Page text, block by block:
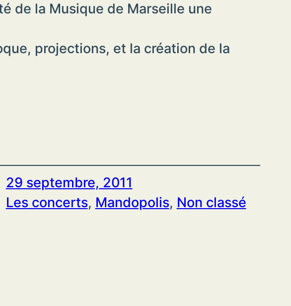
de la Musique de Marseille une
projections, et la création de la
29 septembre, 2011
Les concerts, Mandopolis, Non classé